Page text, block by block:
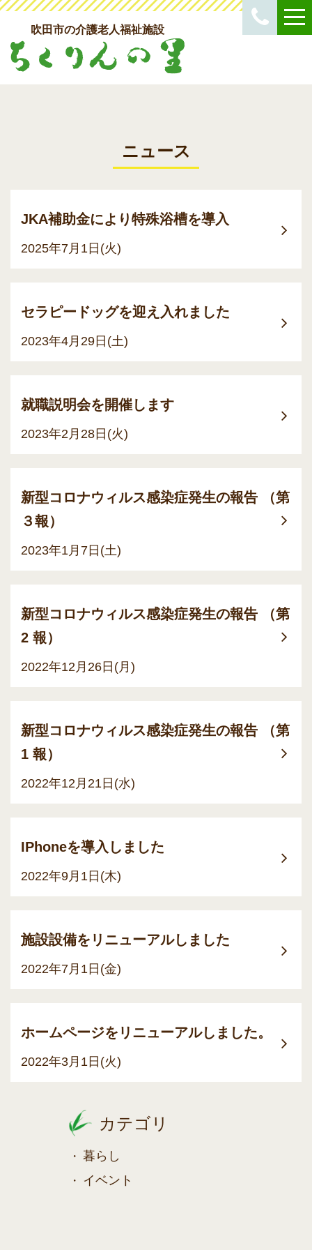
吹田市の介護老人福祉施設
カテゴリ
暮らし
イベント
ニュース
JKA補助金により特殊浴槽を導入
2025年7月1日(火)
セラピードッグを迎え入れました
2023年4月29日(土)
就職説明会を開催します
2023年2月28日(火)
新型コロナウィルス感染症発生の報告 （第
３報）
2023年1月7日(土)
新型コロナウィルス感染症発生の報告 （第
2 報）
2022年12月26日(月)
新型コロナウィルス感染症発生の報告 （第
1 報）
2022年12月21日(水)
IPhoneを導入しました
2022年9月1日(木)
施設設備をリニューアルしました
2022年7月1日(金)
ホームページをリニューアルしました。
2022年3月1日(火)